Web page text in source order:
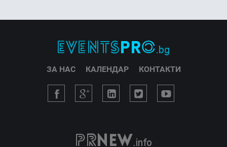
ЗА НАС КАЛЕНДАР КОНТАКТИ